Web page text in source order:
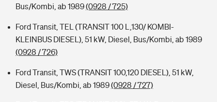
Bus/Kombi, ab 1989(0928 / 725)
Ford Transit, TEL (TRANSIT 100 L,130/ KOMBI-
KLEINBUS DIESEL), 51 kW, Diesel, Bus/Kombi, ab 1989
(0928 / 726)
Ford Transit, TWS (TRANSIT 100,120 DIESEL), 51 kW,
Diesel, Bus/Kombi, ab 1989(0928 / 727)